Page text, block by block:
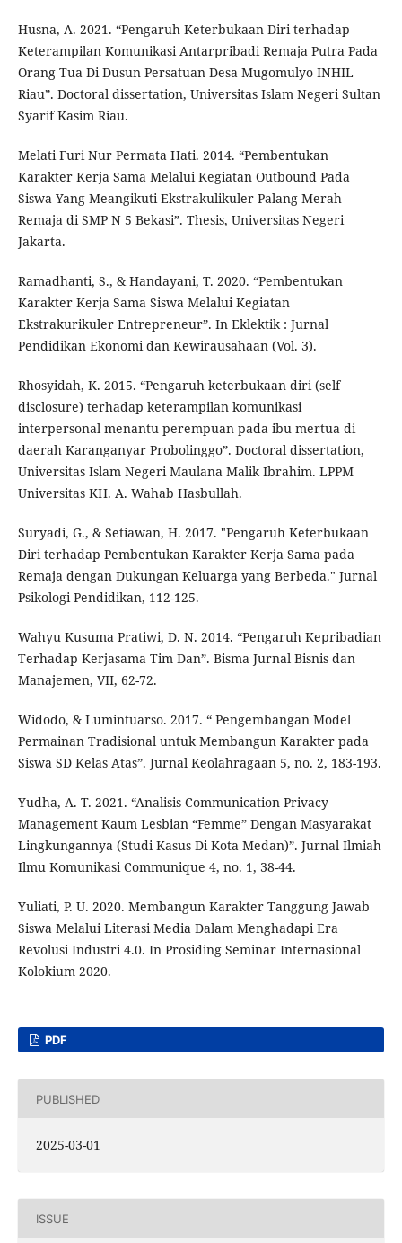
Husna, A. 2021. “Pengaruh Keterbukaan Diri terhadap
Keterampilan Komunikasi Antarpribadi Remaja Putra Pada
Orang Tua Di Dusun Persatuan Desa Mugomulyo INHIL
Riau”. Doctoral dissertation, Universitas Islam Negeri Sultan
Syarif Kasim Riau.
Melati Furi Nur Permata Hati. 2014. “Pembentukan
Karakter Kerja Sama Melalui Kegiatan Outbound Pada
Siswa Yang Meangikuti Ekstrakulikuler Palang Merah
Remaja di SMP N 5 Bekasi”. Thesis, Universitas Negeri
Jakarta.
Ramadhanti, S., & Handayani, T. 2020. “Pembentukan
Karakter Kerja Sama Siswa Melalui Kegiatan
Ekstrakurikuler Entrepreneur”. In Eklektik : Jurnal
Pendidikan Ekonomi dan Kewirausahaan (Vol. 3).
Rhosyidah, K. 2015. “Pengaruh keterbukaan diri (self
disclosure) terhadap keterampilan komunikasi
interpersonal menantu perempuan pada ibu mertua di
daerah Karanganyar Probolinggo”. Doctoral dissertation,
Universitas Islam Negeri Maulana Malik Ibrahim. LPPM
Universitas KH. A. Wahab Hasbullah.
Suryadi, G., & Setiawan, H. 2017. "Pengaruh Keterbukaan
Diri terhadap Pembentukan Karakter Kerja Sama pada
Remaja dengan Dukungan Keluarga yang Berbeda." Jurnal
Psikologi Pendidikan, 112-125.
Wahyu Kusuma Pratiwi, D. N. 2014. “Pengaruh Kepribadian
Terhadap Kerjasama Tim Dan”. Bisma Jurnal Bisnis dan
Manajemen, VII, 62-72.
Widodo, & Lumintuarso. 2017. “ Pengembangan Model
Permainan Tradisional untuk Membangun Karakter pada
Siswa SD Kelas Atas”. Jurnal Keolahragaan 5, no. 2, 183-193.
Yudha, A. T. 2021. “Analisis Communication Privacy
Management Kaum Lesbian “Femme” Dengan Masyarakat
Lingkungannya (Studi Kasus Di Kota Medan)”. Jurnal Ilmiah
Ilmu Komunikasi Communique 4, no. 1, 38-44.
Yuliati, P. U. 2020. Membangun Karakter Tanggung Jawab
Siswa Melalui Literasi Media Dalam Menghadapi Era
Revolusi Industri 4.0. In Prosiding Seminar Internasional
Kolokium 2020.
PDF
PUBLISHED
2025-03-01
ISSUE